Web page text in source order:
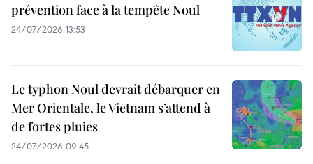
prévention face à la tempête Noul
24/07/2026 13:53
Le typhon Noul devrait débarquer en
Mer Orientale, le Vietnam s’attend à
de fortes pluies
24/07/2026 09:45